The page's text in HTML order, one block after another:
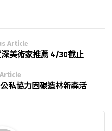
Article
美術家推薦 4/30截止
私協力固碳造林新森活